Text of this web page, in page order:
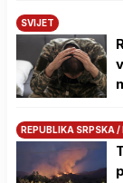
SVIJET
REPUBLIKA SRPSKA /